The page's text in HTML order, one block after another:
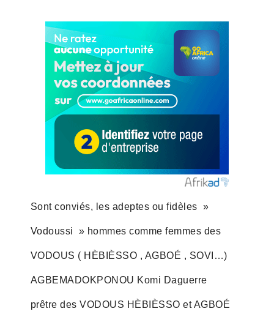
Sont conviés, les adeptes ou fidèles »
Vodoussi » hommes comme femmes des
VODOUS ( HÈBIÈSSO , AGBOÉ , SOVI…)
AGBEMADOKPONOU Komi Daguerre
prêtre des VODOUS HÈBIÈSSO et AGBOÉ